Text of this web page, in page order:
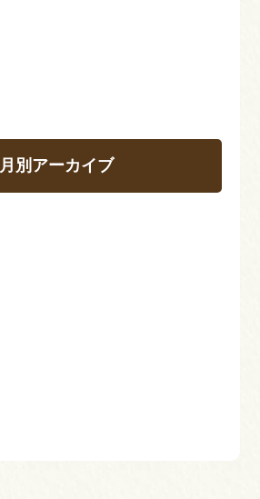
月別アーカイブ